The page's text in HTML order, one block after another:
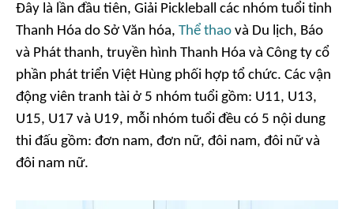
Đây là lần đầu tiên, Giải Pickleball các nhóm tuổi tỉnh
Thanh Hóa do Sở Văn hóa, Thể thao và Du lịch, Báo
và Phát thanh, truyền hình Thanh Hóa và Công ty cổ
phần phát triển Việt Hùng phối hợp tổ chức. Các vận
động viên tranh tài ở 5 nhóm tuổi gồm: U11, U13,
U15, U17 và U19, mỗi nhóm tuổi đều có 5 nội dung
thi đấu gồm: đơn nam, đơn nữ, đôi nam, đôi nữ và
đôi nam nữ.